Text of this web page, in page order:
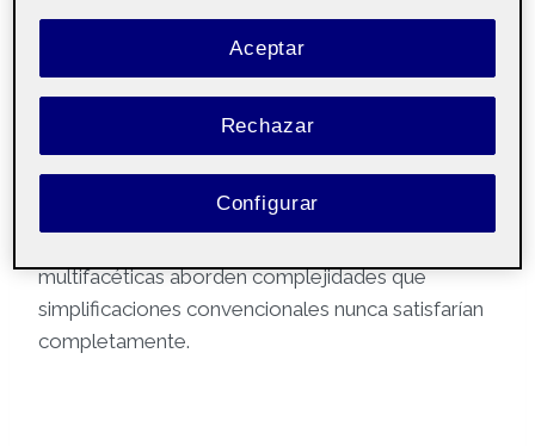
como 4Life Menopause representan
acumulaciones de decenios de investigaciones
botánicas y científicas. Las necesidades de
mujeres durante menopausia frecuentemente
abarcan que deseos de mantener energías,
regularidades emocionales, vitalidades óseas, y
equilibrios hormonales se sustentan
multifacéticas aborden complejidades que
simplificaciones convencionales nunca satisfarían
completamente.
Rechazar
Aceptar
Configurar